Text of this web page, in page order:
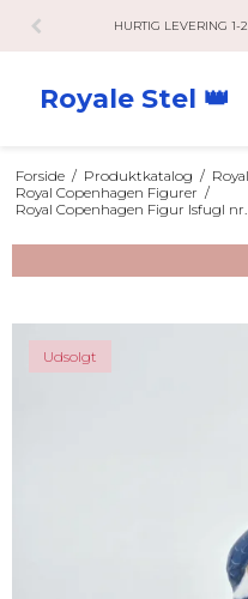
HURTIG LEVERING 1-
Royale Stel 👑
Forside / Produktkatalog /
Royal Copenhagen Figurer /
Royal Copenhagen Figur Isfugl nr.
Udsolgt